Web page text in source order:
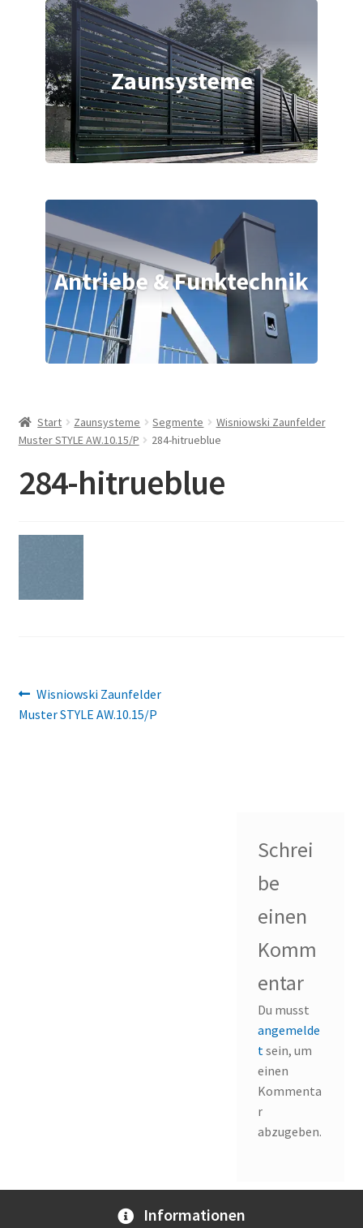
Zaunsysteme
Antriebe & Funktechnik
Start Zaunsysteme Segmente
Wisniowski Zaunfelder
Muster STYLE AW.10.15/P
284-hitrueblue
284-hitrueblue
Beitragsnavigation
Vorheriger
Beitrag:
Wisniowski Zaunfelder
Muster STYLE AW.10.15/P
Schrei
be
einen
Komm
entar
Du musst
angemelde
tsein, um
einen
Kommenta
r
abzugeben.
Informationen